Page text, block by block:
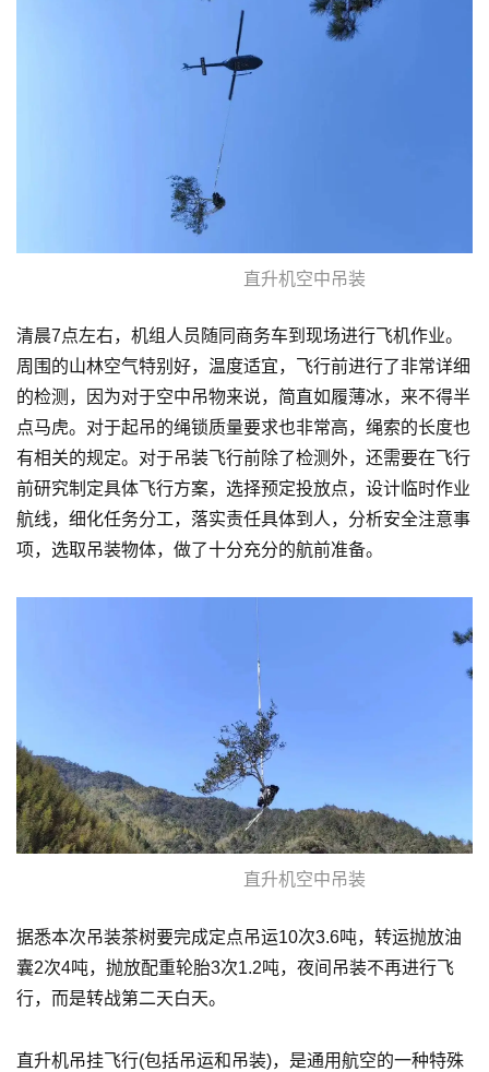
直升机空中吊装
清晨7点左右，机组人员随同商务车到现场进行飞机作业。
周围的山林空气特别好，温度适宜，飞行前进行了非常详细
的检测，因为对于空中吊物来说，简直如履薄冰，来不得半
点马虎。对于起吊的绳锁质量要求也非常高，绳索的长度也
有相关的规定。对于吊装飞行前除了检测外，还需要在飞行
前研究制定具体飞行方案，选择预定投放点，设计临时作业
航线，细化任务分工，落实责任具体到人，分析安全注意事
项，选取吊装物体，做了十分充分的航前准备。
直升机空中吊装
据悉本次吊装茶树要完成定点吊运10次3.6吨，转运抛放油
囊2次4吨，抛放配重轮胎3次1.2吨，夜间吊装不再进行飞
行，而是转战第二天白天。
直升机吊挂飞行(包括吊运和吊装)，是通用航空的一种特殊